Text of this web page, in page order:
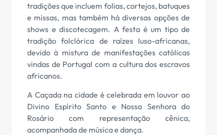
tradições que incluem folias, cortejos, batuques
e missas, mas também há diversas opções de
shows e discotecagem. A festa é um tipo de
tradição folclórica de raízes luso-africanas,
devido à mistura de manifestações católicas
vindas de Portugal com a cultura dos escravos
africanos.
A Caçada na cidade é celebrada em louvor ao
Divino Espírito Santo e Nossa Senhora do
Rosário com representação cênica,
acompanhada de música e dança.